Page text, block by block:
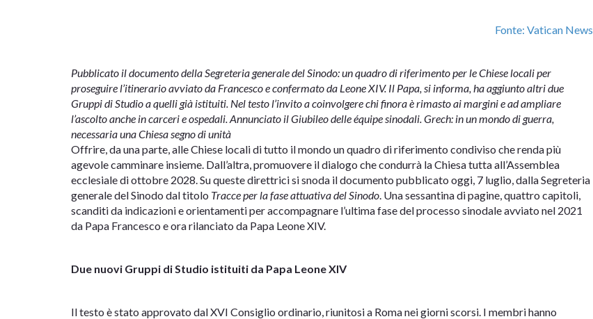
Fonte: Vatican News
Pubblicato il documento della Segreteria generale del Sinodo: un quadro di riferimento per le Chiese locali per
proseguire l’itinerario avviato da Francesco e confermato da Leone XIV. Il Papa, si informa, ha aggiunto altri due
Gruppi di Studio a quelli già istituiti. Nel testo l’invito a coinvolgere chi finora è rimasto ai margini e ad ampliare
l’ascolto anche in carceri e ospedali. Annunciato il Giubileo delle équipe sinodali. Grech: in un mondo di guerra,
necessaria una Chiesa segno di unità
Offrire, da una parte, alle Chiese locali di tutto il mondo un quadro di riferimento condiviso che renda più
agevole camminare insieme. Dall’altra, promuovere il dialogo che condurrà la Chiesa tutta all’Assemblea
ecclesiale di ottobre 2028. Su queste direttrici si snoda il documento pubblicato oggi, 7 luglio, dalla Segreteria
generale del Sinodo dal titolo Tracce per la fase attuativa del Sinodo . Una sessantina di pagine, quattro capitoli,
scanditi da indicazioni e orientamenti per accompagnare l’ultima fase del processo sinodale avviato nel 2021
da Papa Francesco e ora rilanciato da Papa Leone XIV.
Due nuovi Gruppi di Studio istituiti da Papa Leone XIV
Il testo è stato approvato dal XVI Consiglio ordinario, riunitosi a Roma nei giorni scorsi. I membri hanno